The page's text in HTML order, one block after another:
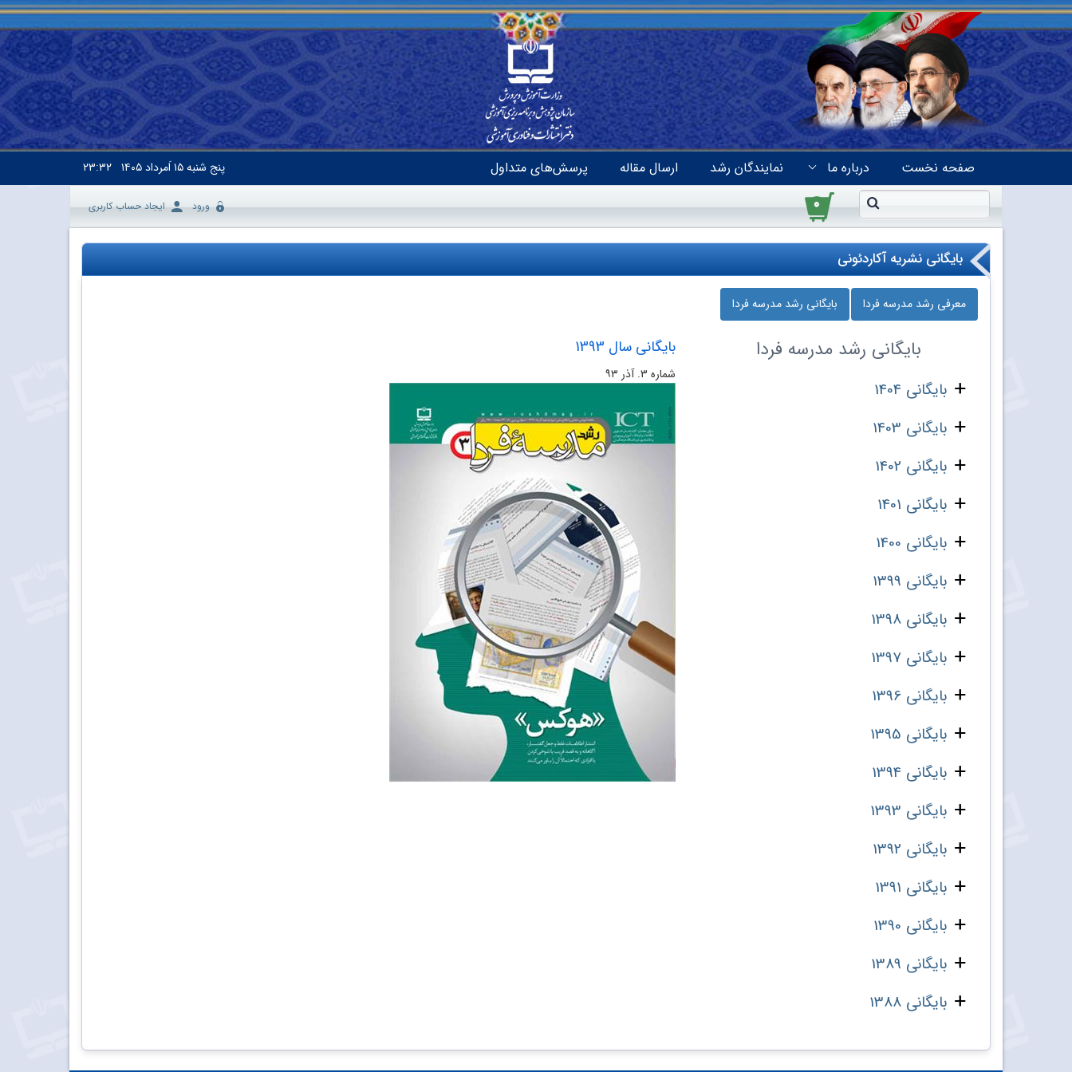
صفحه نخست درباره ما نمایندگان رشد ارسال مقاله پرسش‌های متداول پنج شنبه۱۵ اَمرداد ۱۴۰۵ ۲۳:۳۲
۰ ورود ایجاد حساب کاربری
بایگانی نشریه آکاردئونی
معرفی رشد مدرسه‌ فردا بایگانی رشد مدرسه‌ فردا
بایگانی رشد مدرسه‌ فردا
بایگانی 1404
بایگانی 1403
بایگانی 1402
بایگانی 1401
بایگانی 1400
بایگانی 1399
بایگانی 1398
بایگانی 1397
بایگانی 1396
بایگانی 1395
بایگانی 1394
بایگانی 1393
بایگانی 1392
بایگانی 1391
بایگانی 1390
بایگانی 1389
بایگانی 1388
بایگانی سال 1393
شماره ۳. آذر ۹۳